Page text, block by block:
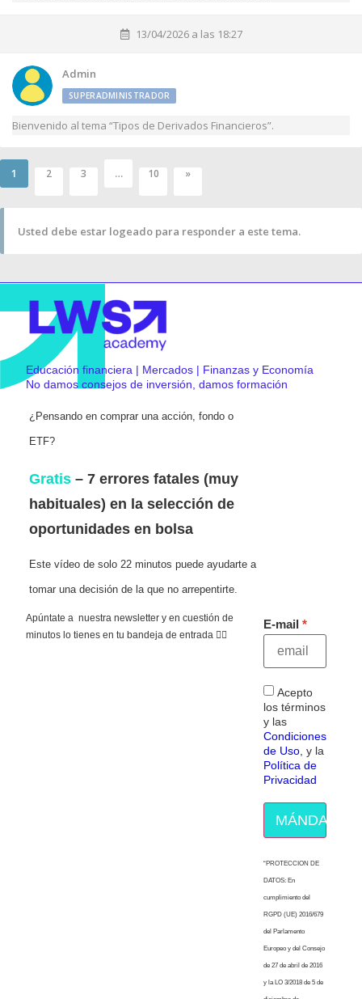
13/04/2026 a las 18:27
Admin
SUPERADMINISTRADOR
Bienvenido al tema “Tipos de Derivados Financieros”.
1 2 3 … 10 »
Usted debe estar logeado para responder a este tema.
Educación financiera | Mercados | Finanzas y Economía
No damos consejos de inversión, damos formación
¿Pensando en comprar una acción, fondo o
ETF?
Gratis – 7 errores fatales (muy
habituales) en la selección de
oportunidades en bolsa
Este vídeo de solo 22 minutos puede ayudarte a
tomar una decisión de la que no arrepentirte.
Apúntate a nuestra newsletter y en cuestión de
minutos lo tienes en tu bandeja de entrada 👇🏻
E-mail
Acepto
los términos
y las
Condiciones
de Uso , y la
Política de
Privacidad
MÁNDAME
“PROTECCION DE
DATOS: En
cumplimiento del
RGPD (UE) 2016/679
del Parlamento
Europeo y del Consejo
de 27 de abril de 2016
y la LO 3/2018 de 5 de